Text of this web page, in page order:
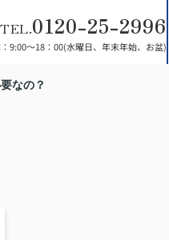
TEL.0120-25-2996
9:00～18：00(水曜日、年末年始、お盆)
なの？